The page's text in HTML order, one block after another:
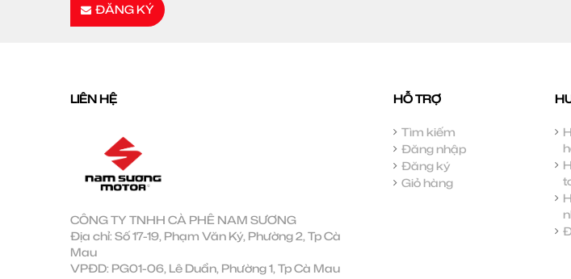
ĐĂNG KÝ
LIÊN HỆ
CÔNG TY TNHH CÀ PHÊ NAM SƯƠNG
Địa chỉ: Số 17-19, Phạm Văn Ký, Phường 2, Tp Cà
Mau
VPĐD: PG01-06, Lê Duẩn, Phường 1, Tp Cà Mau
HỖ TRỢ
Tìm kiếm
Đăng nhập
Đăng ký
Giỏ hàng